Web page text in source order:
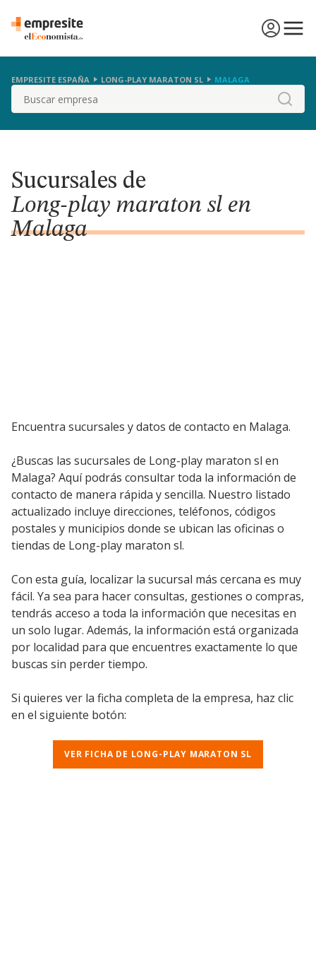
EMPRESITE ESPAÑA LONG-PLAY MARATON SL MALAGA
Buscar
Sucursales de
Long-play maraton sl en
Malaga
Encuentra sucursales y datos de contacto en Malaga.
¿Buscas las sucursales de Long-play maraton sl en
Malaga? Aquí podrás consultar toda la información de
contacto de manera rápida y sencilla. Nuestro listado
actualizado incluye direcciones, teléfonos, códigos
postales y municipios donde se ubican las oficinas o
tiendas de Long-play maraton sl.
Con esta guía, localizar la sucursal más cercana es muy
fácil. Ya sea para hacer consultas, gestiones o compras,
tendrás acceso a toda la información que necesitas en
un solo lugar. Además, la información está organizada
por localidad para que encuentres exactamente lo que
buscas sin perder tiempo.
Si quieres ver la ficha completa de la empresa, haz clic
en el siguiente botón:
VER FICHA DE LONG-PLAY MARATON SL